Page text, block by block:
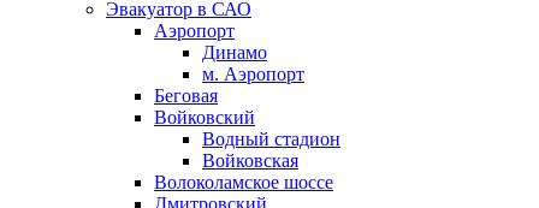
Эвакуатор в САО
Аэропорт
Динамо
м. Аэропорт
Беговая
Войковский
Водный стадион
Войковская
Волоколамское шоссе
Дмитровский